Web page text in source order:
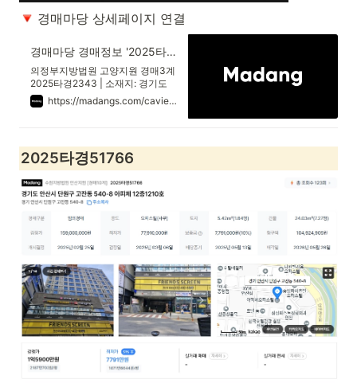
경매마당 상세페이지 연결
경매마당 경매정보 '2025타경2343'의 시세, 권리분석, 상세정보
의정부지방법원 고양지원 경매3계
2025타경2343 | 소재지: 경기도
파주시 문산읍 선유리 779-11 정원
엘피스타워 8층802호 | 최저가:
https://madangs.com/caview?m_code=0720250002343001
2025타경51766